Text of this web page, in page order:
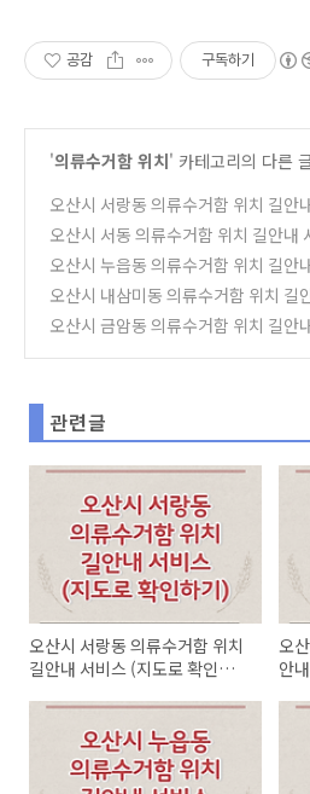
공감 구독하기
'의류수거함 위치' 카테고리의 다른
오산시 서랑동 의류수거함 위치 길안
도로 확인하기)
(0)
오산시 서동 의류수거함 위치 길안내
로 확인하기) (0)
오산시 누읍동 의류수거함 위치 길안
도로 확인하기) (0)
오산시 내삼미동 의류수거함 위치 길
(지도로 확인하기)
(0)
오산시 금암동 의류수거함 위치 길안
관련글
오산시 서랑동 의류수거함 위치
길안내 서비스 (지도로 확인하
오
안